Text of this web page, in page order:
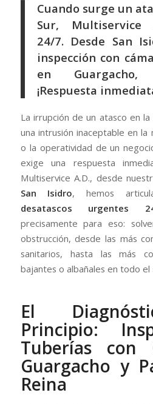
Cuando surge un
Sur, Multiservice
24/7. Desde San
inspección con
en
¡Respuesta
La irrupción de un atasco en
una intrusión inaceptable en
o la operatividad de un
exige una respuesta
Multiservice A.D., desde
San Isidro, hemos
desatascos urgentes
precisamente para eso:
obstrucción, desde las más
sanitarios, hasta las más
bajantes o albañales en todo el
El
Principio:
Tuberías con
Guargacho y
Reina